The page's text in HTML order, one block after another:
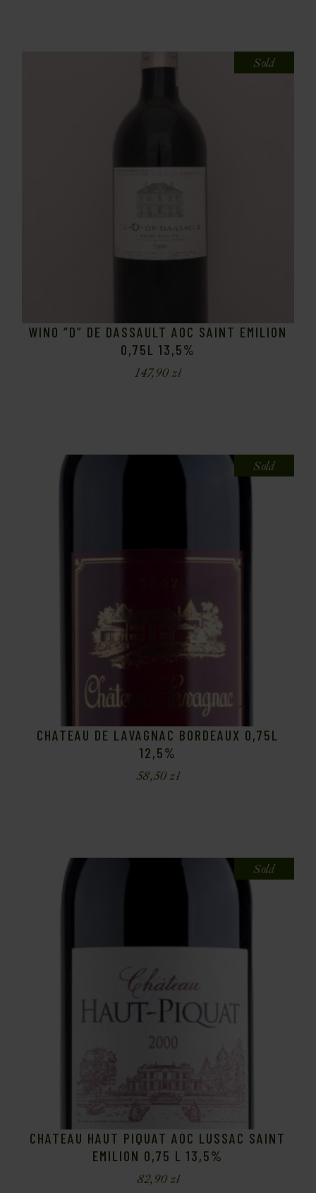
Sold
WINO “D” DE DASSAULT AOC SAINT EMILION
0,75L 13,5%
147,90zł
Sold
CHATEAU DE LAVAGNAC BORDEAUX 0,75L
12,5%
58,50zł
Sold
CHATEAU HAUT PIQUAT AOC LUSSAC SAINT
EMILION 0,75 L 13,5%
82,90zł